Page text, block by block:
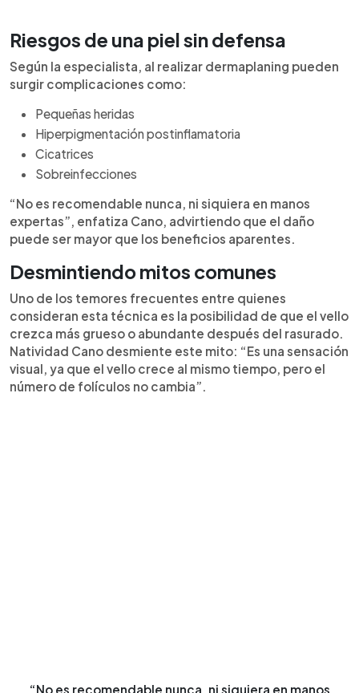
Riesgos de una piel sin defensa
Según la especialista, al realizar dermaplaning pueden
surgir complicaciones como:
Pequeñas heridas
Hiperpigmentación postinflamatoria
Cicatrices
Sobreinfecciones
“No es recomendable nunca, ni siquiera en manos
expertas”, enfatiza Cano, advirtiendo que el daño
puede ser mayor que los beneficios aparentes.
Desmintiendo mitos comunes
Uno de los temores frecuentes entre quienes
consideran esta técnica es la posibilidad de que el vello
crezca más grueso o abundante después del rasurado.
Natividad Cano desmiente este mito: “Es una sensación
visual, ya que el vello crece al mismo tiempo, pero el
número de folículos no cambia”.
“No es recomendable nunca, ni siquiera en manos